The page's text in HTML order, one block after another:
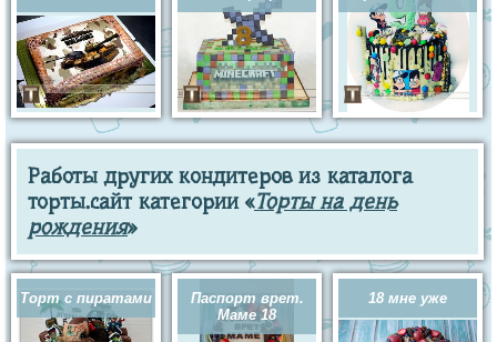
Работы других кондитеров из каталога
торты.сайт категории «Торты на день
рождения»
Торт с пиратами
Паспорт врет.
Маме 18
18 мне уже